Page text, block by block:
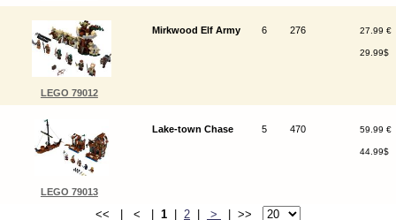
LEGO 79012
Mirkwood Elf Army 6 276 27.99 €
29.99$
LEGO 79013
Lake-town Chase 5 470 59.99 €
44.99$
<< | < | 1 | 2 | > | >>